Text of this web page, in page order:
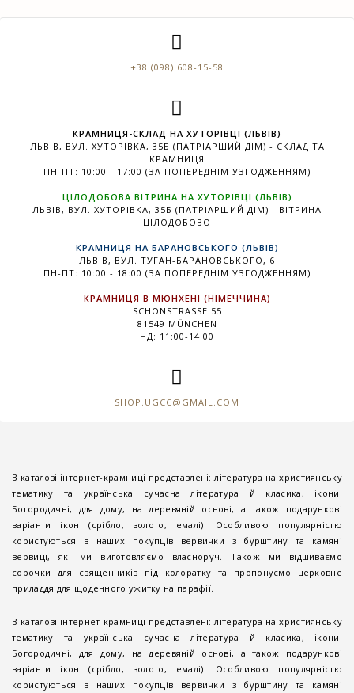
+38 (098) 608-15-58
КРАМНИЦЯ-СКЛАД НА ХУТОРІВЦІ (ЛЬВІВ)
ЛЬВІВ, ВУЛ. ХУТОРІВКА, 35Б (ПАТРІАРШИЙ ДІМ) - СКЛАД ТА
КРАМНИЦЯ
ПН-ПТ: 10:00 - 17:00 (ЗА ПОПЕРЕДНІМ УЗГОДЖЕННЯМ)
ЦІЛОДОБОВА ВІТРИНА НА ХУТОРІВЦІ (ЛЬВІВ)
ЛЬВІВ, ВУЛ. ХУТОРІВКА, 35Б (ПАТРІАРШИЙ ДІМ) - ВІТРИНА
ЦІЛОДОБОВО
КРАМНИЦЯ НА БАРАНОВСЬКОГО (ЛЬВІВ)
ЛЬВІВ, ВУЛ. ТУГАН-БАРАНОВСЬКОГО, 6
ПН-ПТ: 10:00 - 18:00 (ЗА ПОПЕРЕДНІМ УЗГОДЖЕННЯМ)
КРАМНИЦЯ В МЮНХЕНІ (НІМЕЧЧИНА)
SCHÖNSTRASSE 55
81549 MÜNCHEN
НД: 11:00-14:00
SHOP.UGCC@GMAIL.COM
В каталозі інтернет-крамниці представлені: література на християнську
тематику та українська сучасна література й класика, ікони:
Богородичні, для дому, на деревяній основі, а також подарункові
варіанти ікон (срібло, золото, емалі). Особливою популярністю
користуються в наших покупців вервички з бурштину та камяні
вервиці, які ми виготовляємо власноруч. Також ми відшиваємо
сорочки для священників під колоратку та пропонуємо церковне
приладдя для щоденного ужитку на парафії.
В каталозі інтернет-крамниці представлені: література на християнську
тематику та українська сучасна література й класика, ікони:
Богородичні, для дому, на деревяній основі, а також подарункові
варіанти ікон (срібло, золото, емалі). Особливою популярністю
користуються в наших покупців вервички з бурштину та камяні